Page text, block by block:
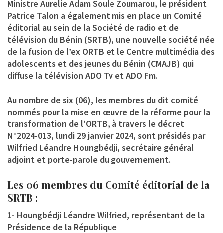
Ministre Aurelie Adam Soule Zoumarou, le président
Patrice Talon a également mis en place un Comité
éditorial au sein de la Société de radio et de
télévision du Bénin (SRTB), une nouvelle société née
de la fusion de l’ex ORTB et le Centre multimédia des
adolescents et des jeunes du Bénin (CMAJB) qui
diffuse la télévision ADO Tv et ADO Fm.
Au nombre de six (06), les membres du dit comité
nommés pour la mise en œuvre de la réforme pour la
transformation de l’ORTB, à travers le décret
N°2024-013, lundi 29 janvier 2024, sont présidés par
Wilfried Léandre Houngbédji, secrétaire général
adjoint et porte-parole du gouvernement.
Les 06 membres du Comité éditorial de la
SRTB :
1- Houngbédji Léandre Wilfried, représentant de la
Présidence de la République